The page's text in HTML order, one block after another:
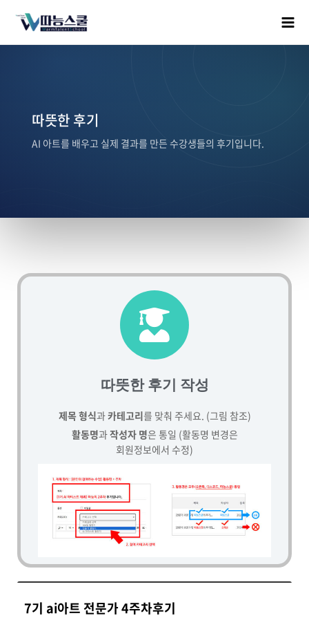
따뜻한 후기
AI 아트를 배우고 실제 결과를 만든 수강생들의 후기입니다.
따뜻한 후기 작성
제목 형식과카테고리를 맞춰 주세요. (그림 참조)
활동명과작성자 명은 통일 (활동명 변경은
회원정보에서 수정)
7기 ai아트 전문가 4주차후기